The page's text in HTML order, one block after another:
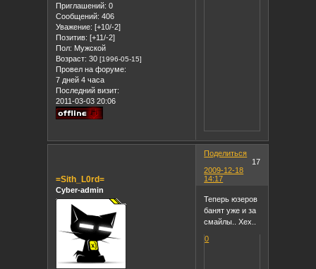
Приглашений: 0
Сообщений: 406
Уважение: [+10/-2]
Позитив: [+11/-2]
Пол: Мужской
Возраст: 30[1996-05-15]
Провел на форуме:
7 дней 4 часа
Последний визит:
2011-03-03 20:06
Поделиться
17
2009-12-18
14:17
=Sith_L0rd=
Cyber-admin
Теперь юзеров
банят уже и за
смайлы.. Хех..
0